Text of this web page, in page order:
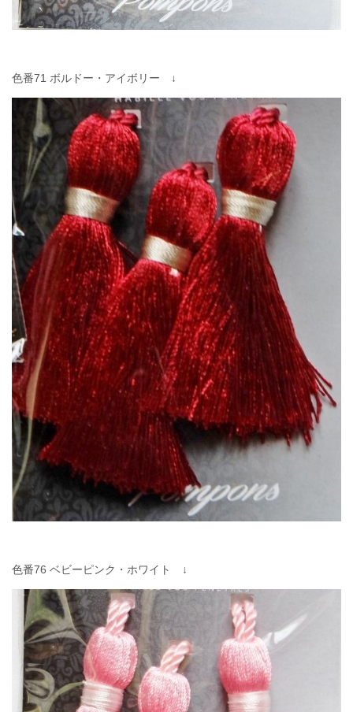
色番71 ボルドー・アイボリー ↓
色番76 ベビーピンク・ホワイト ↓